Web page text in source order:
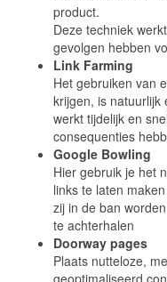
product.
Deze techniek
gevolgen hebben
Link Farming
Het gebruiken van
krijgen, is natuurlijk
werkt tijdelijk en
consequenties
Google Bowling
Hier gebruik je het
links te laten
zij in de ban
te achterhalen
Doorway pages
Plaats nutteloze,
geoptimaliseerd